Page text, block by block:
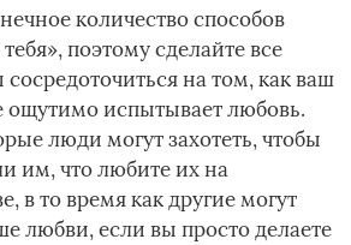
количество способов
поэтому сделайте все
на том, как ваш
ощутимо испытывает любовь.
люди могут захотеть, чтобы
им, что любите их на
в то время как другие могут
любви, если вы просто делаете